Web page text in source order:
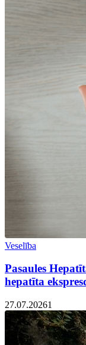
Veselība
Pasaules
hepatīta
27.07.20261